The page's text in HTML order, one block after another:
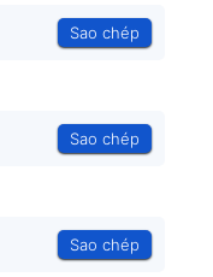
Sao chép
Sao chép
Sao chép